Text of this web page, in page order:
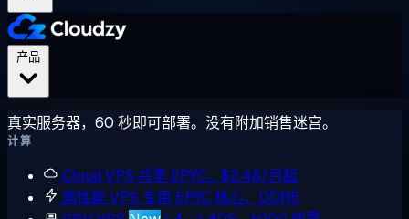
真实服务器，60 秒即可部署。没有附加销售迷宫。
计算
Cloud VPS 共享 EPYC，$2.48/月起
高性能 VPS 专用 EPYC 核心，DDR5